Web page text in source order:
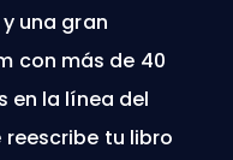
una gran
con más de 40
en la línea del
reescribe tu libro